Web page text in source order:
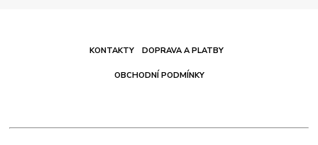
KONTAKTY DOPRAVA A PLATBY
OBCHODNÍ PODMÍNKY